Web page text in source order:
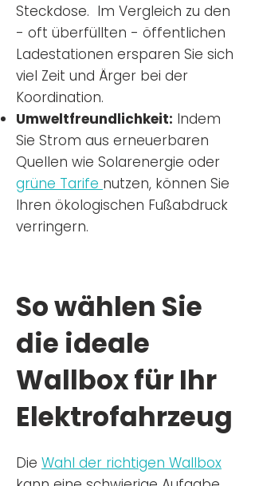
Steckdose. Im Vergleich zu den
- oft überfüllten - öffentlichen
Ladestationen ersparen Sie sich
viel Zeit und Ärger bei der
Koordination.
Umweltfreundlichkeit: Indem
Sie Strom aus erneuerbaren
Quellen wie Solarenergie oder
grüne Tarife nutzen, können Sie
Ihren ökologischen Fußabdruck
verringern.
So wählen Sie
die ideale
Wallbox für Ihr
Elektrofahrzeug
Die Wahl der richtigen Wallbox